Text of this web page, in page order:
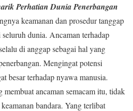
Perhatian Dunia Penerbangan
keamanan dan prosedur tanggap
dunia. Ancaman terhadap
di anggap sebagai hal yang
Mengingat potensi
besar terhadap nyawa manusia.
ancaman semacam itu, tidak
bandara. Yang terlibat